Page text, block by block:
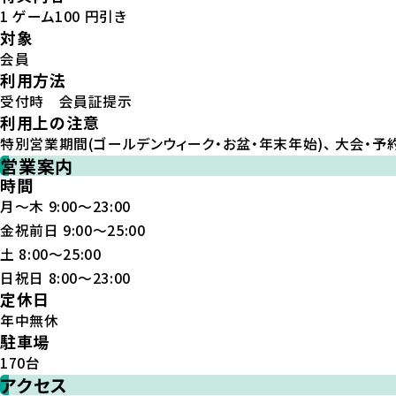
1 ゲーム100 円引き
対象
会員
利用方法
受付時 会員証提示
利用上の注意
特別営業期間(ゴールデンウィーク・お盆・年末年始)、 大会・予
営業案内
時間
月～木 9:00～23:00
金祝前日 9:00～25:00
土 8:00～25:00
日祝日 8:00～23:00
定休日
年中無休
駐車場
170台
アクセス